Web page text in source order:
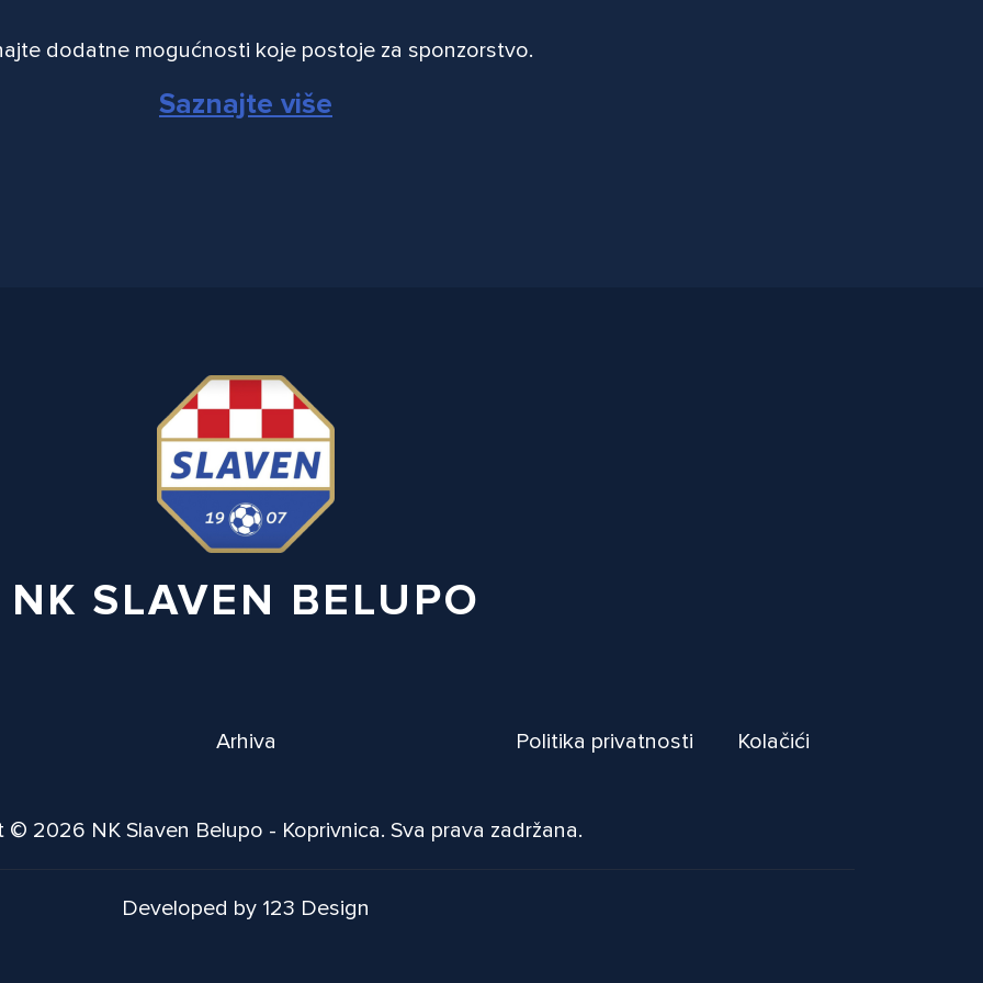
dodatne mogućnosti koje postoje za sponzorstvo.
Saznajte više
NK SLAVEN BELUPO
Arhiva Politika privatnosti Kolačići
© 2026 NK Slaven Belupo - Koprivnica. Sva prava zadržana.
Developed by 123 Design